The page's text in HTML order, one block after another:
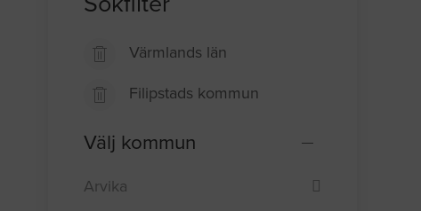
Värmlands län
Filipstads kommun
Välj kommun
Arvika